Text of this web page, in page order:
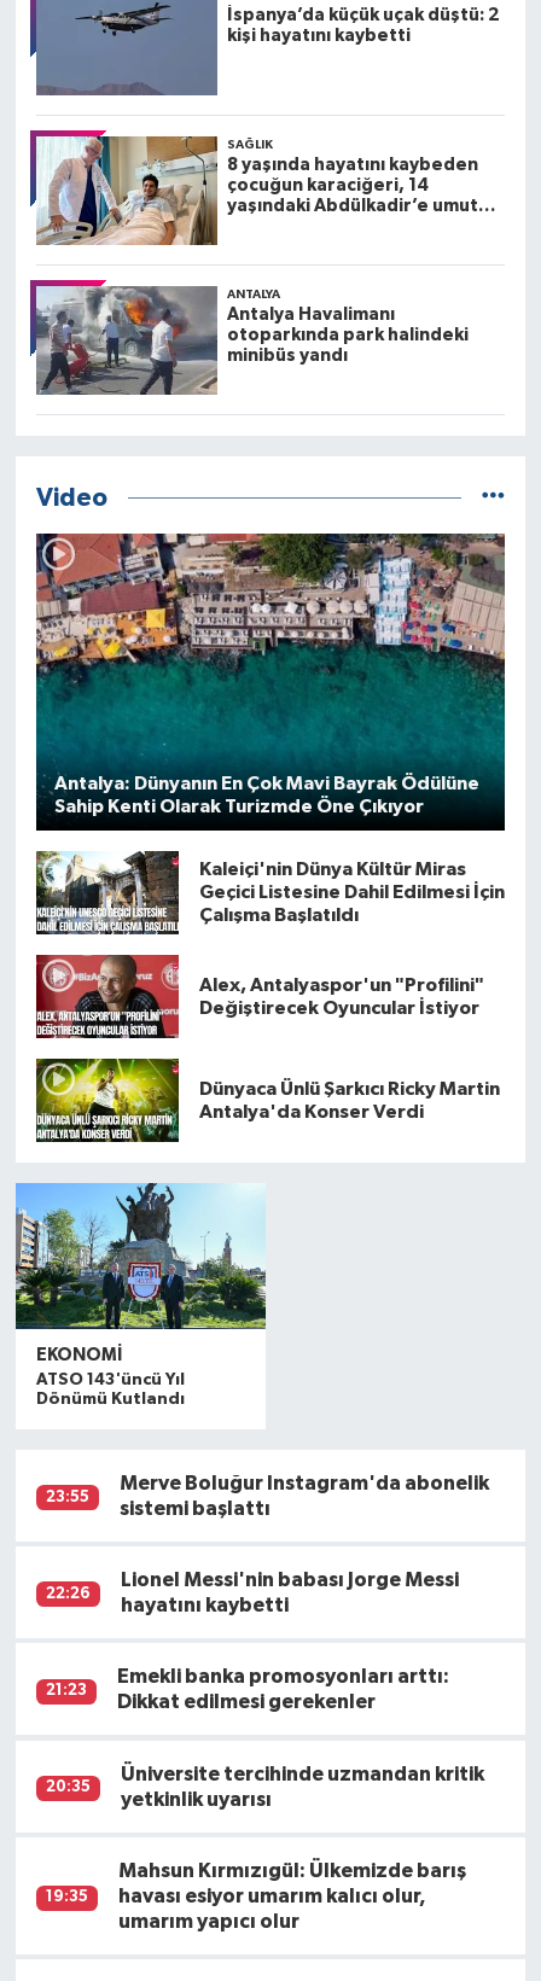
İspanya’da küçük uçak düştü: 2
kişi hayatını kaybetti
SAĞLIK
8 yaşında hayatını kaybeden
çocuğun karaciğeri, 14
yaşındaki Abdülkadir’e umut
ANTALYA
Antalya Havalimanı
otoparkında park halindeki
minibüs yandı
Video
Antalya: Dünyanın En Çok Mavi Bayrak Ödülüne
Sahip Kenti Olarak Turizmde Öne Çıkıyor
Kaleiçi'nin Dünya Kültür Miras
Geçici Listesine Dahil Edilmesi İçin
Çalışma Başlatıldı
Alex, Antalyaspor'un "Profilini"
Değiştirecek Oyuncular İstiyor
Dünyaca Ünlü Şarkıcı Ricky Martin
Antalya'da Konser Verdi
EKONOMI
ATSO 143'üncü Yıl
Dönümü Kutlandı
23:55
Merve Boluğur Instagram'da abonelik
sistemi başlattı
22:26
Lionel Messi'nin babası Jorge Messi
hayatını kaybetti
21:23
Emekli banka promosyonları arttı:
Dikkat edilmesi gerekenler
20:35
Üniversite tercihinde uzmandan kritik
yetkinlik uyarısı
19:35
Mahsun Kırmızıgül: Ülkemizde barış
havası esiyor umarım kalıcı olur,
umarım yapıcı olur